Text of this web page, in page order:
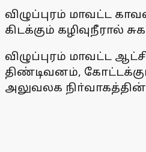
விழுப்புரம் மாவட்ட
கிடக்கும் கழிவுநீரால்
விழுப்புரம் மாவட்ட
திண்டிவனம்,
அலுவலக நிா்வாகத்தின்